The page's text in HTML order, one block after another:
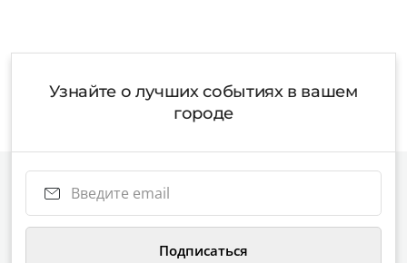
Узнайте о лучших событиях в вашем
городе